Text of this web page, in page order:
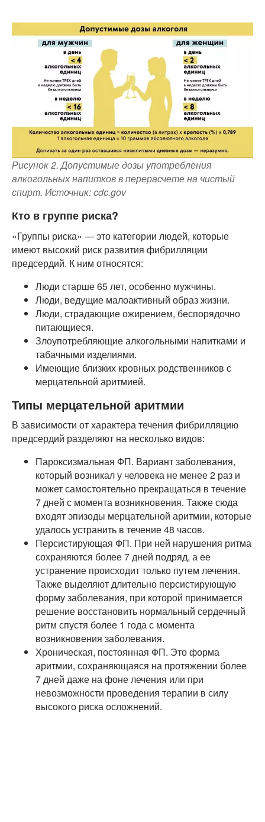
Рисунок 2. Допустимые дозы употребления
алкогольных напитков в перерасчете на чистый
спирт. Источник: cdc.gov
Кто в группе риска?
«Группы риска» — это категории людей, которые
имеют высокий риск развития фибрилляции
предсердий. К ним относятся:
Люди старше 65 лет, особенно мужчины.
Люди, ведущие малоактивный образ жизни.
Люди, страдающие ожирением, беспорядочно
питающиеся.
Злоупотребляющие алкогольными напитками и
табачными изделиями.
Имеющие близких кровных родственников с
мерцательной аритмией.
Типы мерцательной аритмии
В зависимости от характера течения фибрилляцию
предсердий разделяют на несколько видов:
Пароксизмальная ФП. Вариант заболевания,
который возникал у человека не менее 2 раз и
может самостоятельно прекращаться в течение
7 дней с момента возникновения. Также сюда
входят эпизоды мерцательной аритмии, которые
удалось устранить в течение 48 часов.
Персистирующая ФП. При ней нарушения ритма
сохраняются более 7 дней подряд, а ее
устранение происходит только путем лечения.
Также выделяют длительно персистирующую
форму заболевания, при которой принимается
решение восстановить нормальный сердечный
ритм спустя более 1 года с момента
возникновения заболевания.
Хроническая, постоянная ФП. Это форма
аритмии, сохраняющаяся на протяжении более
7 дней даже на фоне лечения или при
невозможности проведения терапии в силу
высокого риска осложнений.